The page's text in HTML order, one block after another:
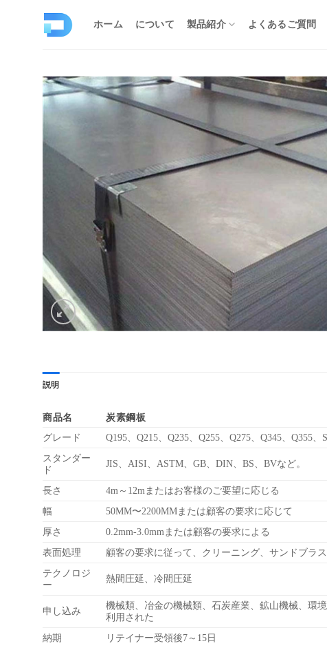
ホーム について 製品紹介 よくあるご質問
説明
商品名
炭素鋼板
グレード
Q195、Q215、Q235、Q255、Q275、Q345、Q355、
スタンダー
ド
JIS、AISI、ASTM、GB、DIN、BS、BVなど。
長さ
4m～12mまたはお客様のご要望に応じる
幅
50MM〜2200MMまたは顧客の要求に応じて
厚さ
0.2mm-3.0mmまたは顧客の要求による
表面処理
顧客の要求に従って、クリーニング、サンドブラ
テクノロジ
ー
熱間圧延、冷間圧延
申し込み
機械類、冶金の機械類、石炭産業、鉱山機械、環
利用された
納期
リテイナー受領後7～15日